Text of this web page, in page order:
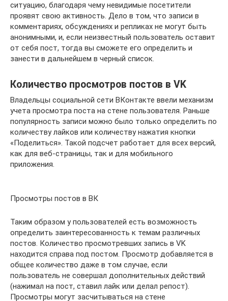
ситуацию, благодаря чему невидимые посетители
проявят свою активность. Дело в том, что записи в
комментариях, обсуждениях и репликах не могут быть
анонимными, и, если неизвестный пользователь оставит
от себя пост, тогда вы сможете его определить и
занести в дальнейшем в черный список.
Количество просмотров постов в VK
Владельцы социальной сети ВКонтакте ввели механизм
учета просмотра поста на стене пользователя. Раньше
популярность записи можно было только определить по
количеству лайков или количеству нажатия кнопки
«Поделиться». Такой подсчет работает для всех версий,
как для веб-страницы, так и для мобильного
приложения.
Просмотры постов в ВК
Таким образом у пользователей есть возможность
определить заинтересованность к темам различных
постов. Количество просмотревших запись в VK
находится справа под постом. Просмотр добавляется в
общее количество даже в том случае, если
пользователь не совершал дополнительных действий
(нажимал на пост, ставил лайк или делал репост).
Просмотры могут засчитываться на стене